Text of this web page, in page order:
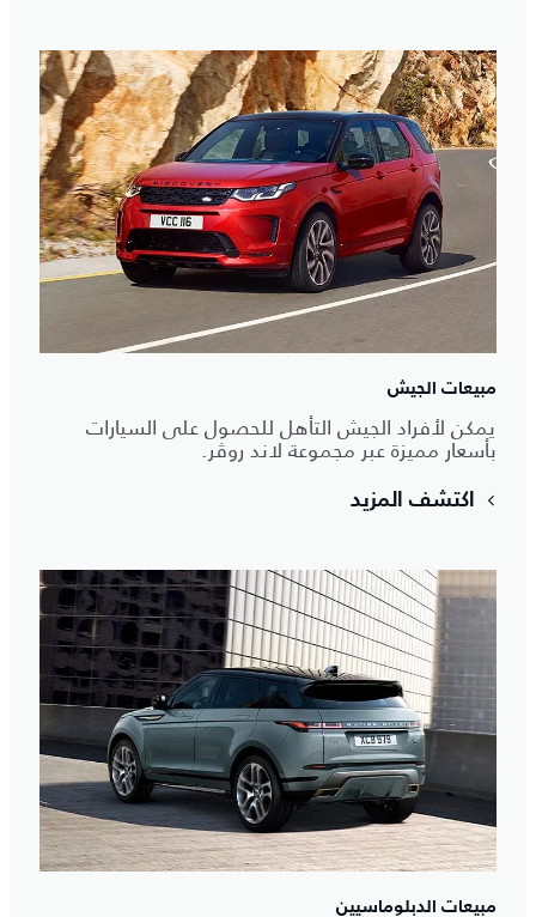
مبيعات الجيش
يمكن لأفراد الجيش التأهل للحصول على السيارات
بأسعار مميزة عبر مجموعة لاند روڤر.
اكتشف المزيد
مبيعات الدبلوماسيين